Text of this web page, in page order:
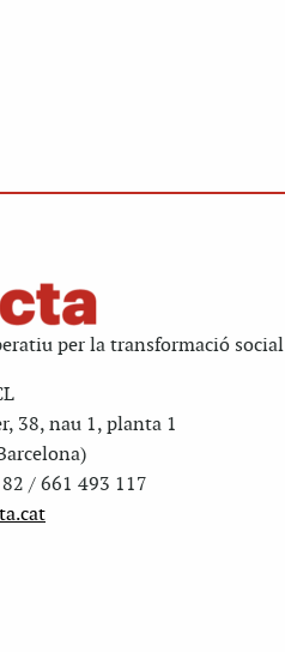
per la transformació social
38, nau 1, planta 1
/ 661 493 117